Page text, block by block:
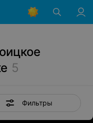
5
Фильтры